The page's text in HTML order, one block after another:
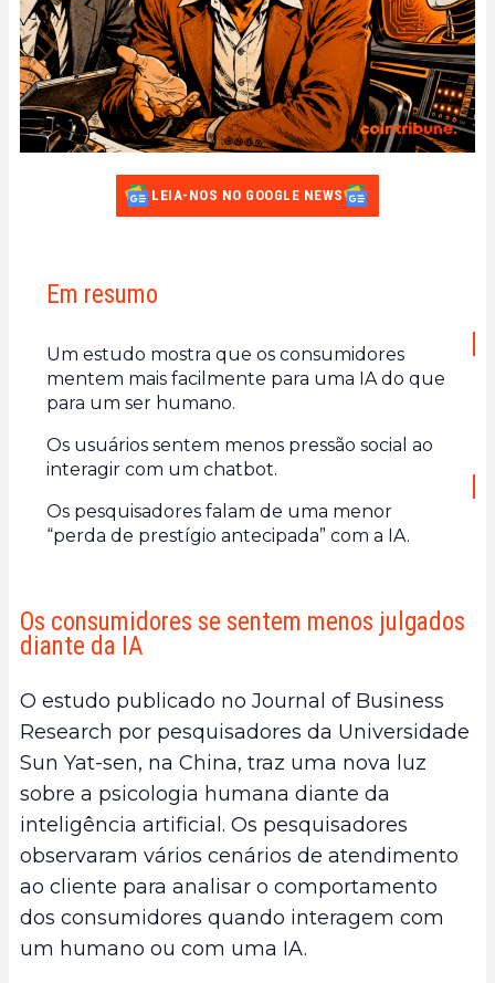
LEIA-NOS NO GOOGLE NEWS
Em resumo
Um estudo mostra que os consumidores
mentem mais facilmente para uma IA do que
para um ser humano.
Os usuários sentem menos pressão social ao
interagir com um chatbot.
Os pesquisadores falam de uma menor
“perda de prestígio antecipada” com a IA.
Os consumidores se sentem menos julgados
diante da IA
O estudo publicado no Journal of Business
Research por pesquisadores da Universidade
Sun Yat-sen, na China, traz uma nova luz
sobre a psicologia humana diante da
inteligência artificial. Os pesquisadores
observaram vários cenários de atendimento
ao cliente para analisar o comportamento
dos consumidores quando interagem com
um humano ou com uma IA.